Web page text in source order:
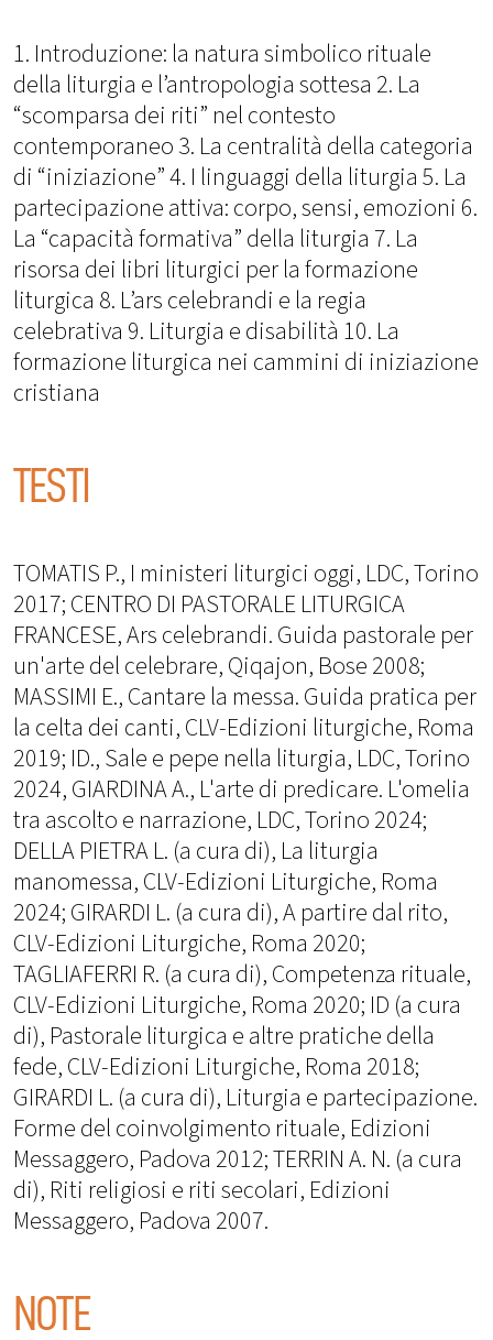
1. Introduzione: la natura simbolico rituale
della liturgia e l’antropologia sottesa 2. La
“scomparsa dei riti” nel contesto
contemporaneo 3. La centralità della categoria
di “iniziazione” 4. I linguaggi della liturgia 5. La
partecipazione attiva: corpo, sensi, emozioni 6.
La “capacità formativa” della liturgia 7. La
risorsa dei libri liturgici per la formazione
liturgica 8. L’ars celebrandi e la regia
celebrativa 9. Liturgia e disabilità 10. La
formazione liturgica nei cammini di iniziazione
cristiana
TESTI
TOMATIS P., I ministeri liturgici oggi, LDC, Torino
2017; CENTRO DI PASTORALE LITURGICA
FRANCESE, Ars celebrandi. Guida pastorale per
un'arte del celebrare, Qiqajon, Bose 2008;
MASSIMI E., Cantare la messa. Guida pratica per
la celta dei canti, CLV-Edizioni liturgiche, Roma
2019; ID., Sale e pepe nella liturgia, LDC, Torino
2024, GIARDINA A., L'arte di predicare. L'omelia
tra ascolto e narrazione, LDC, Torino 2024;
DELLA PIETRA L. (a cura di), La liturgia
manomessa, CLV-Edizioni Liturgiche, Roma
2024; GIRARDI L. (a cura di), A partire dal rito,
CLV-Edizioni Liturgiche, Roma 2020;
TAGLIAFERRI R. (a cura di), Competenza rituale,
CLV-Edizioni Liturgiche, Roma 2020; ID (a cura
di), Pastorale liturgica e altre pratiche della
fede, CLV-Edizioni Liturgiche, Roma 2018;
GIRARDI L. (a cura di), Liturgia e partecipazione.
Forme del coinvolgimento rituale, Edizioni
Messaggero, Padova 2012; TERRIN A. N. (a cura
di), Riti religiosi e riti secolari, Edizioni
Messaggero, Padova 2007.
NOTE